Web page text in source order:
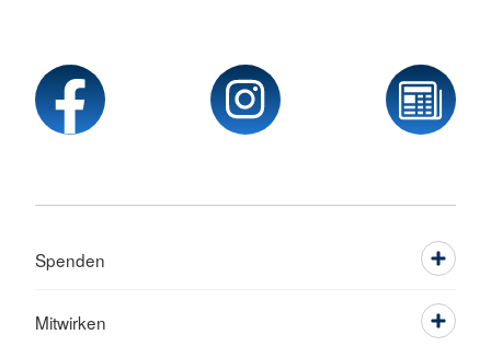
Spenden
Mitwirken